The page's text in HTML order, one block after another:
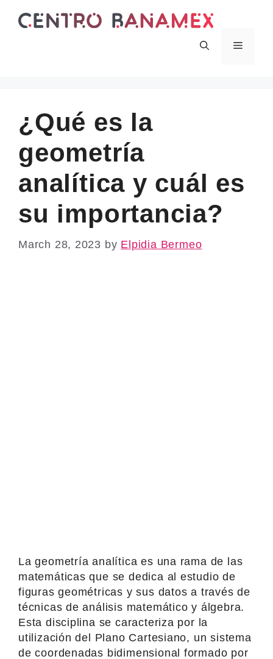
Menu
¿Qué es la
geometría
analítica y cuál es
su importancia?
March 28, 2023 by Elpidia Bermeo
La geometría analítica es una rama de las
matemáticas que se dedica al estudio de
figuras geométricas y sus datos a través de
técnicas de análisis matemático y álgebra.
Esta disciplina se caracteriza por la
utilización del Plano Cartesiano, un sistema
de coordenadas bidimensional formado por